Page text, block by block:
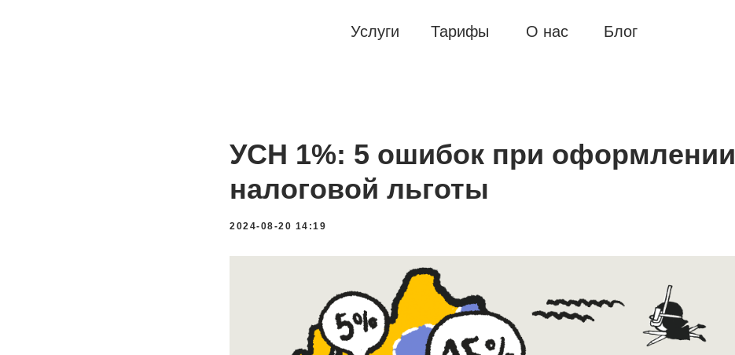
Услуги Тарифы О нас Блог
УСН 1%: 5 ошибок при оформлении
налоговой льготы
2024-08-20 14:19